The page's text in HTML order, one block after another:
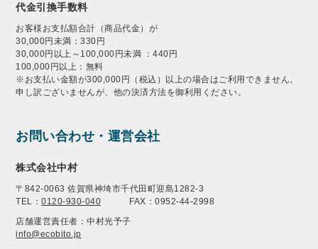
代金引換手数料
お客様お支払額合計（商品代金）が
30,000円未満：330円
30,000円以上～100,000円未満 ：440円
100,000円以上：無料
※お支払い金額が300,000円（税込）以上の場合はご利用できません。
申し訳ございませんが、他の決済方法を御利用ください。
お問い合わせ・運営会社
株式会社中村
〒842-0063 佐賀県神埼市千代田町迎島1282-3
TEL：0120-930-040
FAX：0952-44-2998
店舗運営責任者：中村光予子
info@ecobito.jp